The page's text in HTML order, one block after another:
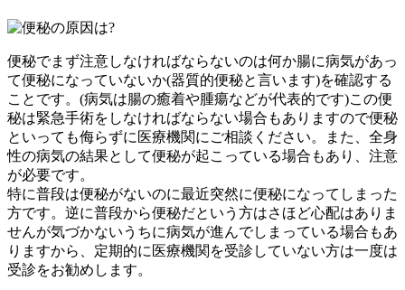
便秘でまず注意しなければならないのは何か腸に病気があっ
て便秘になっていないか(器質的便秘と言います)を確認する
ことです。(病気は腸の癒着や腫瘍などが代表的です)この便
秘は緊急手術をしなければならない場合もありますので便秘
といっても侮らずに医療機関にご相談ください。また、全身
性の病気の結果として便秘が起こっている場合もあり、注意
が必要です。
特に普段は便秘がないのに最近突然に便秘になってしまった
方です。逆に普段から便秘だという方はさほど心配はありま
せんが気づかないうちに病気が進んでしまっている場合もあ
りますから、定期的に医療機関を受診していない方は一度は
受診をお勧めします。